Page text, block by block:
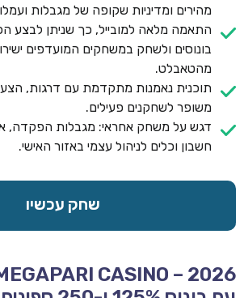
מהירים ומדיניות שקופה של מגבלות
התאמה מלאה למובייל, כך שניתן לבצע
בונוסים ולשחק במשחקים המועדפים
מהטאבלט.
תוכנית נאמנות מתקדמת עם דרגות,
משופר לשחקנים פעילים.
דגש על משחק אחראי: מגבלות הפקדה,
חשבון וכלים לניהול עצמי באזור האישי.
שחק עכשיו